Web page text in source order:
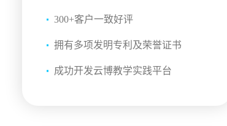
300+客户一致好评
拥有多项发明专利及荣誉证书
成功开发云博教学实践平台